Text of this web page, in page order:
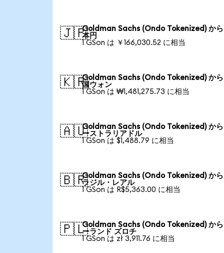
🇯🇵Goldman Sachs (Ondo Tokenized) か
本円
1 GSon は ￥166,030.52 に相当
🇰🇷Goldman Sachs (Ondo Tokenized) か
国ウォン
1 GSon は ₩1,481,275.73 に相当
🇦🇺Goldman Sachs (Ondo Tokenized) か
ーストラリアドル
1 GSon は $1,488.79 に相当
🇧🇷Goldman Sachs (Ondo Tokenized) か
ラジル・レアル
1 GSon は R$5,363.00 に相当
🇵🇱Goldman Sachs (Ondo Tokenized) か
ーランド ズロチ
1 GSon は zł 3,911.76 に相当